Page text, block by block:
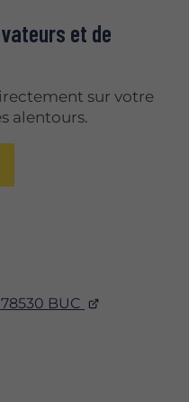
78530 BUC
et de
sur votre
alentours.